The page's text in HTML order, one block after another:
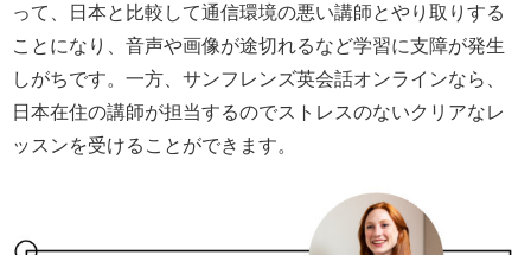
って、日本と比較して通信環境の悪い講師とやり取りする
ことになり、音声や画像が途切れるなど学習に支障が発生
しがちです。一方、サンフレンズ英会話オンラインなら、
日本在住の講師が担当するのでストレスのないクリアなレ
ッスンを受けることができます。